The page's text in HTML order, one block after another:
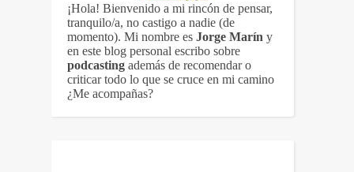
¡Hola! Bienvenido a mi rincón de pensar,
tranquilo/a, no castigo a nadie (de
momento). Mi nombre es Jorge Marín y
en este blog personal escribo sobre
podcasting además de recomendar o
criticar todo lo que se cruce en mi camino
¿Me acompañas?